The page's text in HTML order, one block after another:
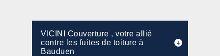
VICINI Couverture , votre allié
contre les fuites de toiture à
Bauduen